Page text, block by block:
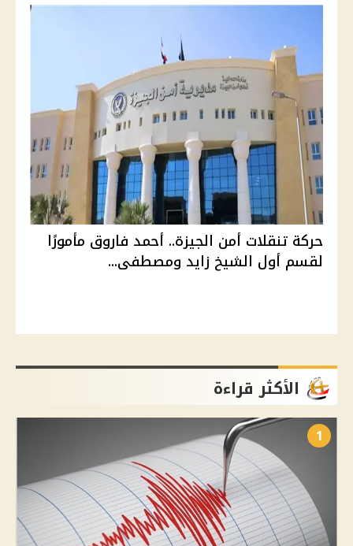
حركة تنقلات أمن الجيزة.. أحمد فاروق مأمورًا
لقسم أول الشيخ زايد ومصطفى...
الأكثر قراءة
1